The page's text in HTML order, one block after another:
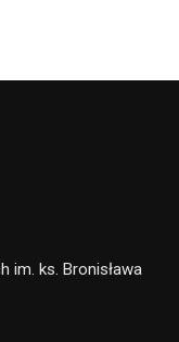
im. ks. Bronisława